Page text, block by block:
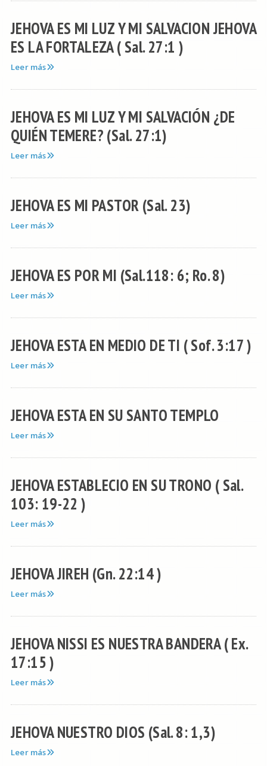
JEHOVA ES MI LUZ Y MI SALVACION JEHOVA
ES LA FORTALEZA ( Sal. 27:1 )
Leer más
JEHOVA ES MI LUZ Y MI SALVACIÓN ¿DE
QUIÉN TEMERE? (Sal. 27:1)
Leer más
JEHOVA ES MI PASTOR (Sal. 23)
Leer más
JEHOVA ES POR MI (Sal.118: 6; Ro. 8)
Leer más
JEHOVA ESTA EN MEDIO DE TI ( Sof. 3:17 )
Leer más
JEHOVA ESTA EN SU SANTO TEMPLO
Leer más
JEHOVA ESTABLECIO EN SU TRONO ( Sal.
103: 19-22 )
Leer más
JEHOVA JIREH (Gn. 22:14 )
Leer más
JEHOVA NISSI ES NUESTRA BANDERA ( Ex.
17:15 )
Leer más
JEHOVA NUESTRO DIOS (Sal. 8: 1,3)
Leer más